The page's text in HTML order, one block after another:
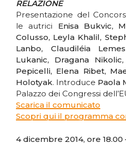
RELAZIONE
Presentazione del
le autrici Enisa Bukvic,
Colusso, Leyla Khalil,
Lanbo, Claudiléia
Lukanic, Dragana Nikolic,
Pepicelli, Elena Ribet,
Holotyak. Introduce Paola
Palazzo dei Congressi
Scarica il comunicato
Scopri qui il programma
4 dicembre 2014, ore 18.00